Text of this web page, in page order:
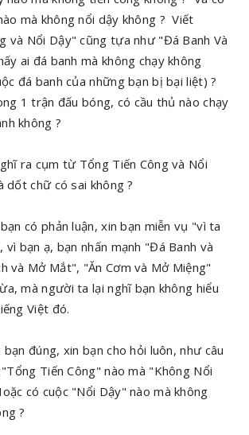
mà không nổi dậy không ? Viết
và Nổi Dậy" cũng tựa như "Đá Banh Và
ai đá banh mà không chạy không
đá banh của những bạn bị bại liệt) ?
1 trận đấu bóng, có cầu thủ nào chạy
không ?
ra cụm từ Tổng Tiến Công và Nổi
dốt chữ có sai không ?
có phản luận, xin bạn miễn vụ "vì ta
vì bạn ạ, bạn nhấn mạnh "Đá Banh và
và Mở Mắt", "Ăn Cơm và Mở Miệng"
mà người ta lại nghĩ bạn không hiểu
Việt đó.
bạn đúng, xin bạn cho hỏi luôn, như câu
Tiến Công" nào mà "Không Nổi
có cuộc "Nổi Dậy" nào mà không
?